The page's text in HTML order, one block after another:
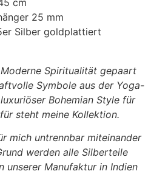
25 mm
Silber goldplattiert
Spiritualität gepaart
Symbole aus der Yoga-
Bohemian Style für
steht meine Kollektion.
mich untrennbar miteinander
werden alle Silberteile
unserer Manufaktur in Indien